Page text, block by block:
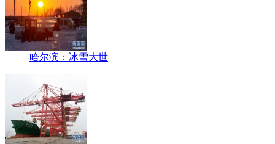
哈尔滨：冰雪大世